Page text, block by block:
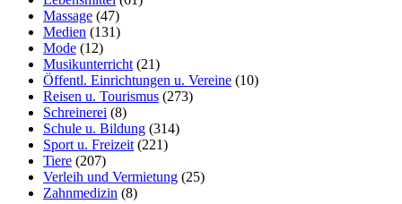
Massage (47)
Medien (131)
Mode (12)
Musikunterricht (21)
Öffentl. Einrichtungen u. Vereine (10)
Reisen u. Tourismus (273)
Schreinerei (8)
Schule u. Bildung (314)
Sport u. Freizeit (221)
Tiere (207)
Verleih und Vermietung (25)
Zahnmedizin (8)